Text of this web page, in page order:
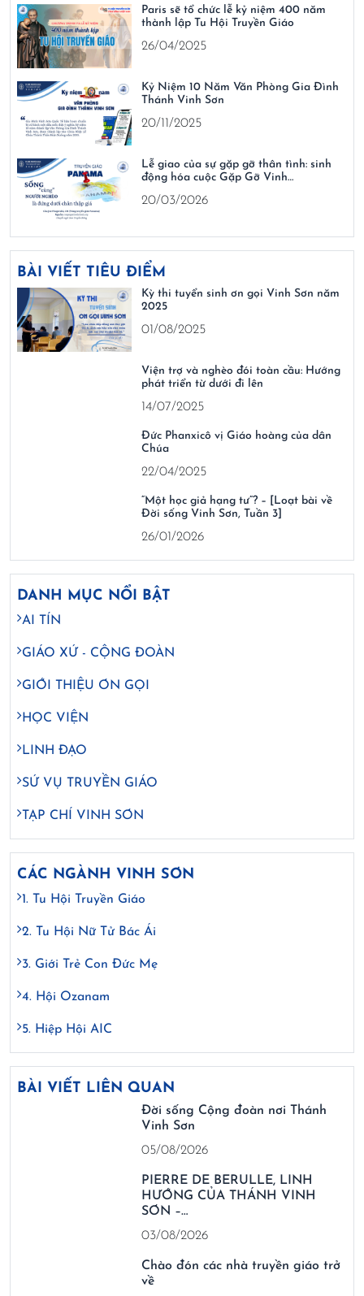
Paris sẽ tổ chức lễ kỷ niệm 400 năm
thành lập Tu Hội Truyền Giáo
26/04/2025
Kỷ Niệm 10 Năm Văn Phòng Gia Đình
Thánh Vinh Sơn
20/11/2025
Lễ giao của sự gặp gỡ thân tình: sinh
động hóa cuộc Gặp Gỡ Vinh…
20/03/2026
BÀI VIẾT TIÊU ĐIỂM
Kỳ thi tuyển sinh ơn gọi Vinh Sơn năm
2025
01/08/2025
Viện trợ và nghèo đói toàn cầu: Hướng
phát triển từ dưới đi lên
14/07/2025
Đức Phanxicô vị Giáo hoàng của dân
Chúa
22/04/2025
“Một học giả hạng tư”? – [Loạt bài về
Đời sống Vinh Sơn, Tuần 3]
26/01/2026
DANH MỤC NỔI BẬT
AI TÍN
GIÁO XỨ - CỘNG ĐOÀN
GIỚI THIỆU ƠN GỌI
HỌC VIỆN
LINH ĐẠO
SỨ VỤ TRUYỀN GIÁO
TẠP CHÍ VINH SƠN
CÁC NGÀNH VINH SƠN
1. Tu Hội Truyền Giáo
2. Tu Hội Nữ Tử Bác Ái
3. Giới Trẻ Con Đức Mẹ
4. Hội Ozanam
5. Hiệp Hội AIC
BÀI VIẾT LIÊN QUAN
Đời sống Cộng đoàn nơi Thánh
Vinh Sơn
05/08/2026
PIERRE DE BERULLE, LINH
HƯỚNG CỦA THÁNH VINH
SƠN –…
03/08/2026
Chào đón các nhà truyền giáo trở
về